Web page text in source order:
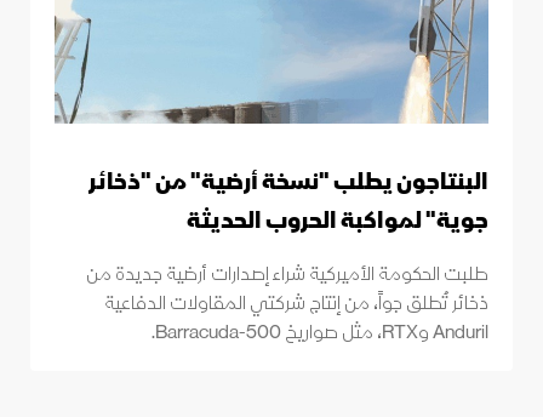
البنتاجون يطلب "نسخة أرضية" من "ذخائر
جوية" لمواكبة الحروب الحديثة
طلبت الحكومة الأميركية شراء إصدارات أرضية جديدة من
ذخائر تُطلق جواً، من إنتاج شركتي المقاولات الدفاعية
Anduril وRTX، مثل صواريخ Barracuda-500.